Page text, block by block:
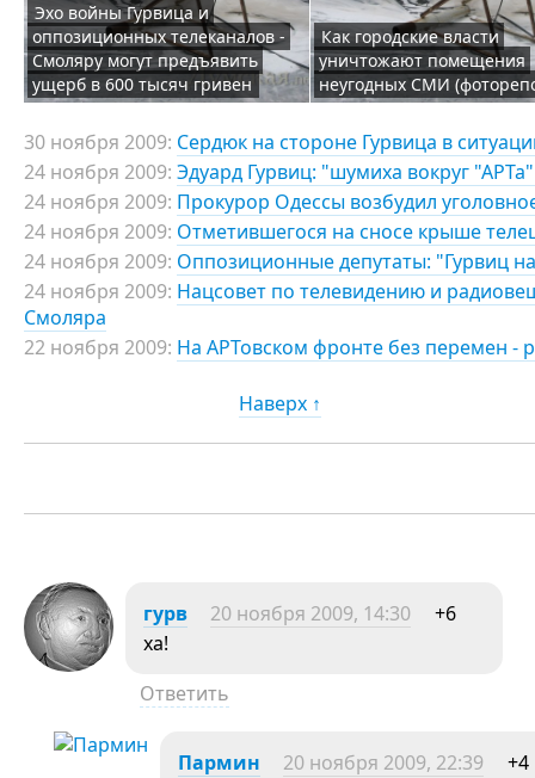
Эхо войны Гурвица и
оппозиционных телеканалов -
Смоляру могут предъявить
ущерб в 600 тысяч гривен
Как городские власти
уничтожают помещения
неугодных СМИ
30 ноября 2009: Сердюк на стороне Гурвица в
24 ноября 2009: Эдуард Гурвиц: "шумиха вокруг
24 ноября 2009: Прокурор Одессы возбудил
24 ноября 2009: Отметившегося на сносе крыше
24 ноября 2009: Оппозиционные депутаты: "Гурвиц
24 ноября 2009: Нацсовет по телевидению и
Смоляра
22 ноября 2009: На АРТовском фронте без перемен -
Наверх ↑
гурв 20 ноября 2009, 14:30
+6
ха!
Ответить
Пармин 20 ноября 2009, 22:39
+4